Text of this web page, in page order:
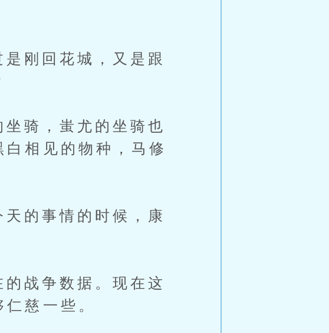
回花城，又是跟
骑，蚩尤的坐骑也
相见的物种，马修
的事情的时候，康
战争数据。现在这
慈一些。